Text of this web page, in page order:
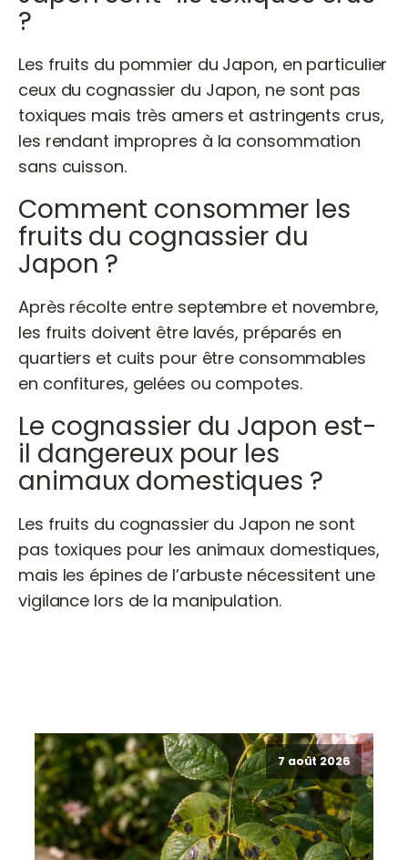
?
Les fruits du pommier du Japon, en particulier
ceux du cognassier du Japon, ne sont pas
toxiques mais très amers et astringents crus,
les rendant impropres à la consommation
sans cuisson.
Comment consommer les
fruits du cognassier du
Japon ?
Après récolte entre septembre et novembre,
les fruits doivent être lavés, préparés en
quartiers et cuits pour être consommables
en confitures, gelées ou compotes.
Le cognassier du Japon est-
il dangereux pour les
animaux domestiques ?
Les fruits du cognassier du Japon ne sont
pas toxiques pour les animaux domestiques,
mais les épines de l’arbuste nécessitent une
vigilance lors de la manipulation.
7 août 2026